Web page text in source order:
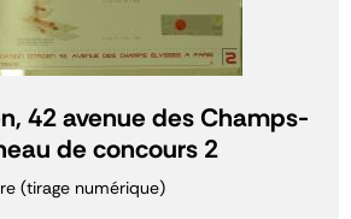
42 avenue des Champs-
de concours 2
(tirage numérique)